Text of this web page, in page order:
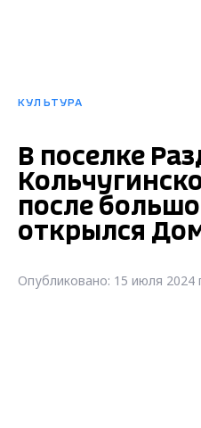
КУЛЬТУРА
В поселке
после
открылся
Опубликовано: 15 июля 2024